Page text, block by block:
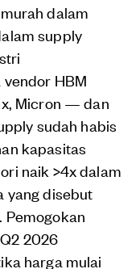
dalam
supply
HBM
Micron — dan
sudah habis
kapasitas
naik >4x dalam
yang disebut
Pemogokan
2026
harga mulai